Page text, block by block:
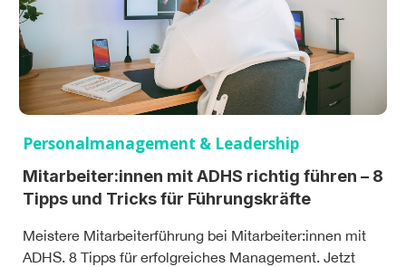
Personalmanagement & Leadership
Mitarbeiter:innen mit ADHS richtig führen – 8
Tipps und Tricks für Führungskräfte
Meistere Mitarbeiterführung bei Mitarbeiter:innen mit
ADHS. 8 Tipps für erfolgreiches Management. Jetzt